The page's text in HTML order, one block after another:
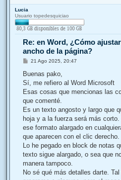
Lucia
Usuario topedesquiciao
Re: en Word, ¿Cómo
ancho de la página?
M
n
a
j
21 Ago 2025, 20:47
Buenas pako,
Sí, me refiero al Word Microsoft
Esas cosas que mencionas las
que comenté.
Es un texto angosto y largo que
hoja y a la fuerza será más
ese formato alargado en
que aparecen con el clic derecho.
Lo he pegado en block de notas
texto sigue alargado, o sea que
manera tampoco.
No sé qué más detalles darte.